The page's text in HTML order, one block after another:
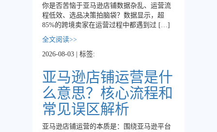
你是否苦恼于亚马逊店铺数据杂乱、运营流
程低效、选品决策拍脑袋？数据显示，超
85%的跨境卖家在运营过程中都遇到过 […]
全文阅读>>
2026-08-03 | 标签:
亚马逊店铺运营是什
么意思？核心流程和
常见误区解析
亚马逊店铺运营的本质是：围绕亚马逊平台